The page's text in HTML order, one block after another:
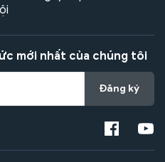
mới nhất của chúng tôi
Đăng ký